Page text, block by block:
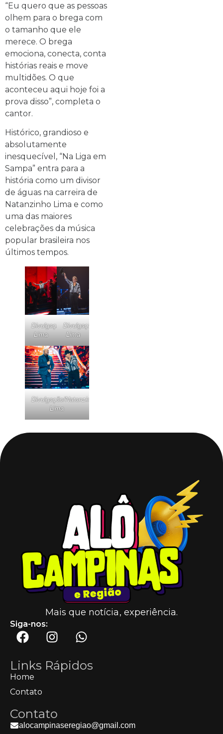
“Eu quero que as pessoas
olhem para o brega com
o tamanho que ele
merece. O brega
emociona, conecta, conta
histórias reais e move
multidões. O que
aconteceu aqui hoje foi a
prova disso”, completa o
cantor.
Histórico, grandioso e
absolutamente
inesquecível, “Na Liga em
Sampa” entra para a
história como um divisor
de águas na carreira de
Natanzinho Lima e como
uma das maiores
celebrações da música
popular brasileira nos
últimos tempos.
Divulgação/Natanzinho
Lima
Divulgação/Natanzinho
Lima
Divulgação/Natanzinho
Lima
Mais que notícia, experiência.
Siga-nos:
Links Rápidos
Home
Contato
Contato
alocampinaseregiao@gmail.com